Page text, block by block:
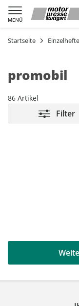
MENÜ
Warenkorb
Startseite Einzelhefte
promobil
86 Artikel
Filter